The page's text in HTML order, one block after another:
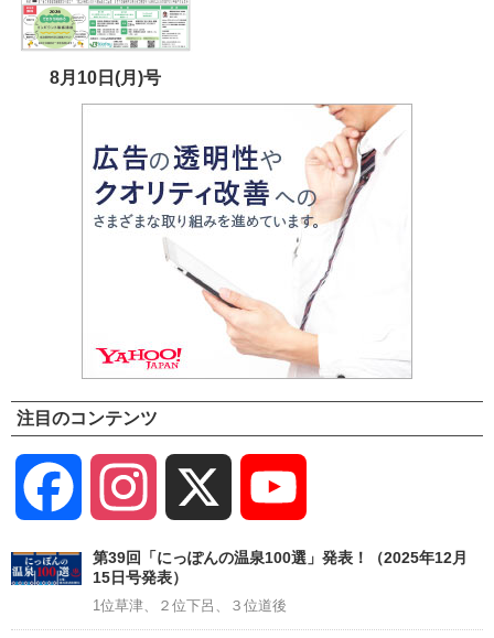
8月10日(月)号
注目のコンテンツ
Facebook Instagram
Channel
第39回「にっぽんの温泉100選」発表！（2025年12月
15日号発表）
1位草津、２位下呂、３位道後